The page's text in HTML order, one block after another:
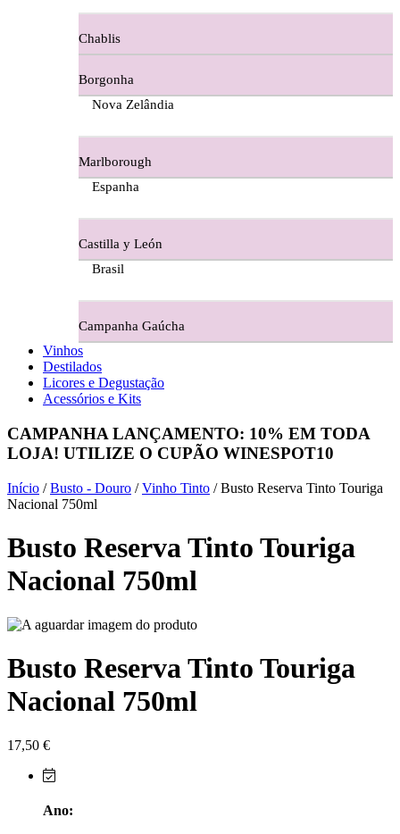
Ferraz Wine - Beira Interior
Figueira Coriga - Alentejo
Guerreiro Vinhos - Bairrada
Herdade da Lisboa Alentejo
Herdade Do Freixo - Alentejo
Herdade do Moinho Branco - Alentejo
Herdade do Sobroso Alentejo
Herdade dos Coteis Alentejo
Herdade Papa Leite - Alentejo
Horacio Simoes Setubal
Isento - Douro
Já Te Disse - Alentejo
João Tique - Top Wines - Alentejo
Chablis
Borgonha
Nova Zelândia
Marlborough
Espanha
Castilla y León
Brasil
Campanha Gaúcha
Vinhos
Destilados
Licores e Degustação
Acessórios e Kits
CAMPANHA LANÇAMENTO: 10% EM TODA
LOJA! UTILIZE O CUPÃO WINESPOT10
Início /Busto - Douro /Vinho Tinto / Busto Reserva Tinto Touriga
Nacional 750ml
Busto Reserva Tinto Touriga
Nacional 750ml
Busto Reserva Tinto Touriga
Nacional 750ml
17,50 €
Ano: